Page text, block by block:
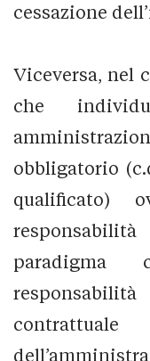
cessazione
Viceversa, nel
che
obbligatorio
qualificato)
paradigma